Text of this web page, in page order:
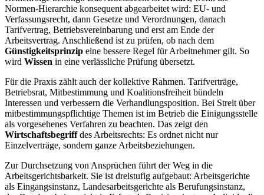
Normen-Hierarchie konsequent abgearbeitet wird: EU- und
Verfassungsrecht, dann Gesetze und Verordnungen, danach
Tarifvertrag, Betriebsvereinbarung und erst am Ende der
Arbeitsvertrag. Anschließend ist zu prüfen, ob nach dem
Günstigkeitsprinzip eine bessere Regel für Arbeitnehmer gilt. So
wird Wissen in eine verlässliche Prüfung übersetzt.
Für die Praxis zählt auch der kollektive Rahmen. Tarifverträge,
Betriebsrat, Mitbestimmung und Koalitionsfreiheit bündeln
Interessen und verbessern die Verhandlungsposition. Bei Streit über
mitbestimmungspflichtige Themen ist im Betrieb die Einigungsstelle
als vorgesehenes Verfahren zu beachten. Das zeigt den
Wirtschaftsbegriffdes Arbeitsrechts: Es ordnet nicht nur
Einzelverträge, sondern ganze Arbeitsbeziehungen.
Zur Durchsetzung von Ansprüchen führt der Weg in die
Arbeitsgerichtsbarkeit. Sie ist dreistufig aufgebaut: Arbeitsgerichte
als Eingangsinstanz, Landesarbeitsgerichte als Berufungsinstanz,